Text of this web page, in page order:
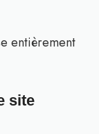
entièrement
site